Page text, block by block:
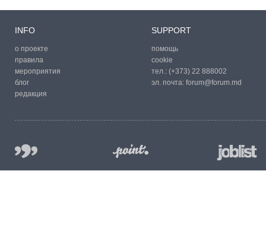
INFO
о проекте
правила
мероприятия
блог
редакция
SUPPORT
помощь
cookie
тел.: (+373) 22 888002
эл. почта: forum@forum.md